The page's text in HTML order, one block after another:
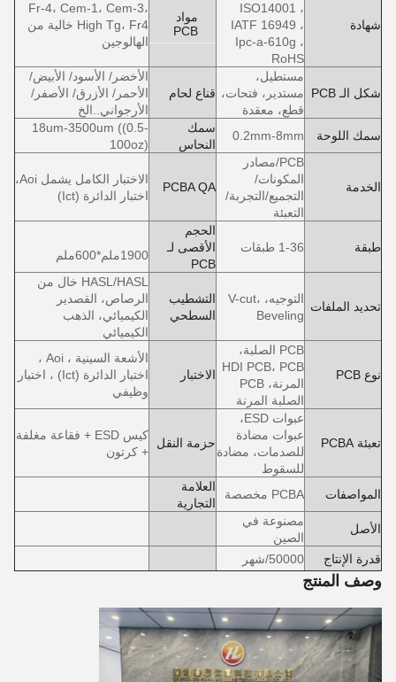
شهادة
ISO14001 ،
IATF 16949 ،
Ipc-a-610g ،
RoHS
مواد
PCB
Fr-4، Cem-1، Cem-3،
High Tg، Fr4 خالية من
الهالوجين
شكل الـ PCB
مستطيل،
مستدير، فتحات،
قطع، معقدة
قناع لحام
الأخضر/ الأسود/ الأبيض/
الأحمر/ الأزرق/ الأصفر/
الأرجواني..الخ
سمك اللوحة
0.2mm-8mm
سمك
النحاس
18um-3500um ((0.5-
100oz)
الخدمة
PCB/مصادر
المكونات/
التجميع/التجربة/
التعبئة
PCBA QA
الاختبار الكامل يشمل Aoi،
اختبار الدائرة (Ict)
طبقة 1-36 طبقات
الحجم
الأقصى لـ
PCB
1900ملم*600ملم
تحديد الملفات
التوجيه، V-cut،
Beveling
التشطيب
السطحي
HASL/HASL خال من
الرصاص، القصدير
الكيميائي، الذهب
الكيميائي
نوع PCB
PCB الصلبة،
HDI PCB، PCB
المرنة، PCB
الصلبة المرنة
الاختبار
الأشعة السينية ، Aoi ،
اختبار الدائرة (Ict) ، اختبار
وظيفي
تعبئة PCBA
عبوات ESD،
عبوات مضادة
للصدمات، مضادة
للسقوط
حزمة النقل
كيس ESD + فقاعة مغلفة
+ كرتون
المواصفات PCBA مخصصة
العلامة
التجارية
الأصل
مصنوعة في
الصين
قدرة الإنتاج
50000/شهر
وصف المنتج